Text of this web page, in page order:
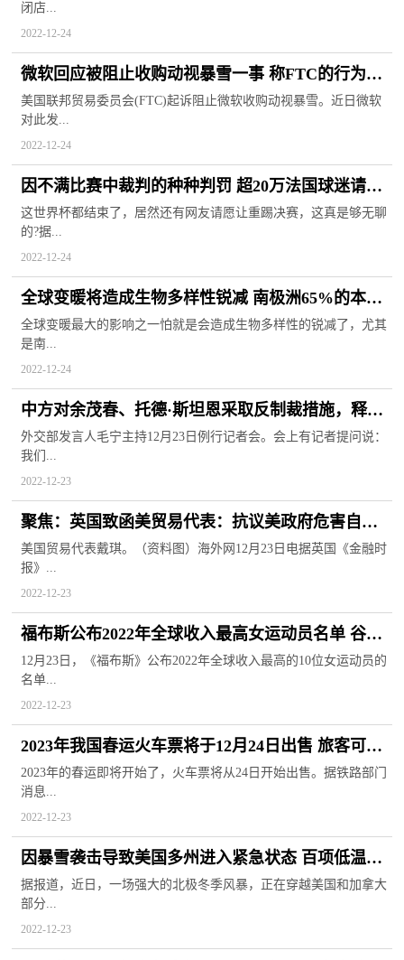
闭店...
2022-12-24
微软回应被阻止收购动视暴雪一事 称FTC的行为或
违反美国宪法
美国联邦贸易委员会(FTC)起诉阻止微软收购动视暴雪。近日微软
对此发...
2022-12-24
因不满比赛中裁判的种种判罚 超20万法国球迷请求
重踢世界杯决赛
这世界杯都结束了，居然还有网友请愿让重踢决赛，这真是够无聊
的?据...
2022-12-24
全球变暖将造成生物多样性锐减 南极洲65%的本土
物种或在本世纪消失
全球变暖最大的影响之一怕就是会造成生物多样性的锐减了，尤其
是南...
2022-12-24
中方对余茂春、托德·斯坦恩采取反制裁措施，释放
什么信号？外交部回应:全球快资讯
外交部发言人毛宁主持12月23日例行记者会。会上有记者提问说：
我们...
2022-12-23
聚焦：英国致函美贸易代表：抗议美政府危害自由
贸易 损害全球多个经济体利益
美国贸易代表戴琪。（资料图）海外网12月23日电据英国《金融时
报》...
2022-12-23
福布斯公布2022年全球收入最高女运动员名单 谷爱
凌占据第三位
12月23日，《福布斯》公布2022年全球收入最高的10位女运动员的
名单...
2022-12-23
2023年我国春运火车票将于12月24日出售 旅客可根
据行程进行购买
2023年的春运即将开始了，火车票将从24日开始出售。据铁路部门
消息...
2022-12-23
因暴雪袭击导致美国多州进入紧急状态 百项低温纪
录或将被打破
据报道，近日，一场强大的北极冬季风暴，正在穿越美国和加拿大
部分...
2022-12-23